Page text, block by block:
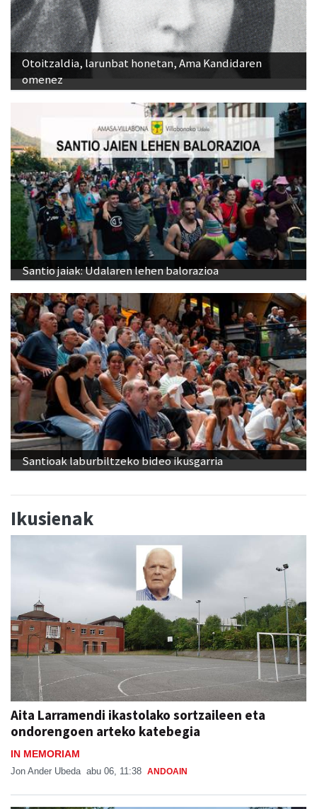
Otoitzaldia, larunbat honetan, Ama Kandidaren
omenez
Santio jaiak: Udalaren lehen balorazioa
Santioak laburbiltzeko bideo ikusgarria
Ikusienak
Aita Larramendi ikastolako sortzaileen eta
ondorengoen arteko katebegia
IN MEMORIAM
Jon Ander Ubeda abu 06, 11:38 ANDOAIN